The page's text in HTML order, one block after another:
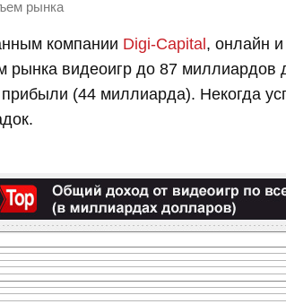
рынка
компании Digi-Capital , онлайн
рынка видеоигр до 87 миллиардов
(44 миллиарда). Некогда